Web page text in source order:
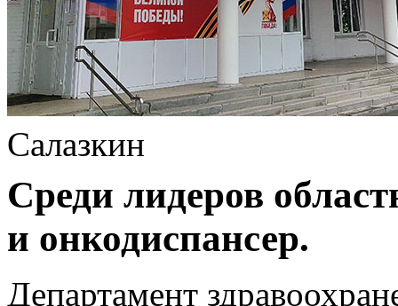
Салазкин
Среди лидеров
и онкодиспансер.
Департамент